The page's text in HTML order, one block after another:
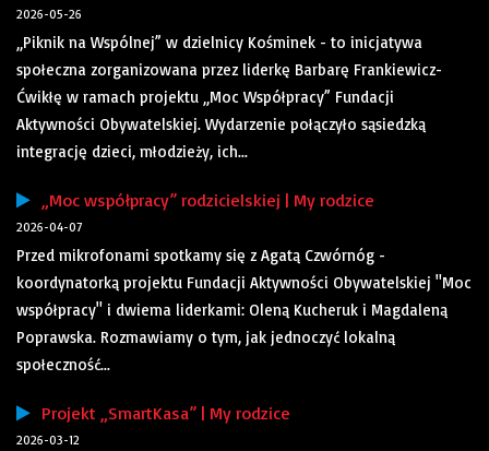
2026-05-26
„Piknik na Wspólnej” w dzielnicy Kośminek - to inicjatywa
społeczna zorganizowana przez liderkę Barbarę Frankiewicz-
Ćwikłę w ramach projektu „Moc Współpracy” Fundacji
Aktywności Obywatelskiej. Wydarzenie połączyło sąsiedzką
integrację dzieci, młodzieży, ich...
„Moc współpracy” rodzicielskiej | My rodzice
2026-04-07
Przed mikrofonami spotkamy się z Agatą Czwórnóg -
koordynatorką projektu Fundacji Aktywności Obywatelskiej "Moc
współpracy" i dwiema liderkami: Oleną Kucheruk i Magdaleną
Poprawska. Rozmawiamy o tym, jak jednoczyć lokalną
społeczność...
Projekt „SmartKasa” | My rodzice
2026-03-12